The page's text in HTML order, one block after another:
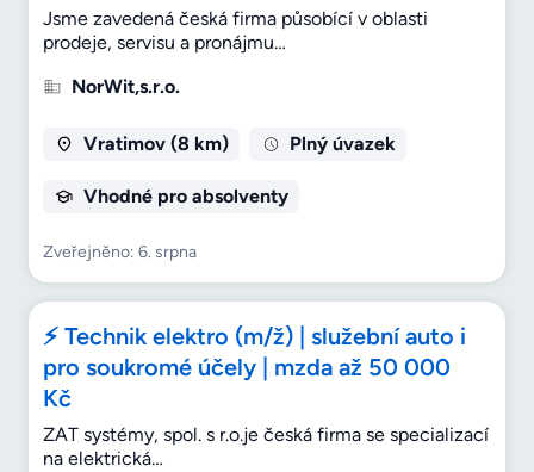
Jsme zavedená česká firma působící v oblasti
prodeje, servisu a pronájmu…
NorWit,s.r.o.
Vratimov (8 km) Plný úvazek
Vhodné pro absolventy
Zveřejněno: 6. srpna
⚡ Technik elektro (m/ž) | služební auto i
pro soukromé účely | mzda až 50 000
Kč
ZAT systémy, spol. s r.o.je česká firma se specializací
na elektrická…